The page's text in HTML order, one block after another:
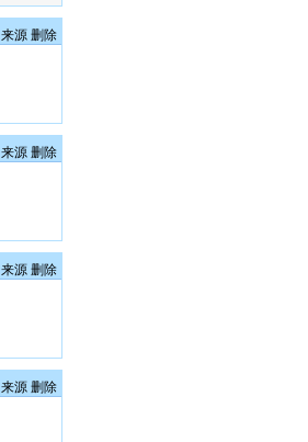
来源 删除
来源 删除
来源 删除
来源 删除